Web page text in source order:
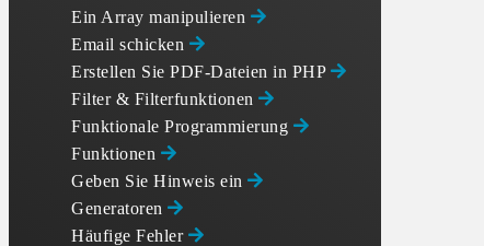
Ein Array manipulieren
Email schicken
Erstellen Sie PDF-Dateien in PHP
Filter & Filterfunktionen
Funktionale Programmierung
Funktionen
Geben Sie Hinweis ein
Generatoren
Häufige Fehler